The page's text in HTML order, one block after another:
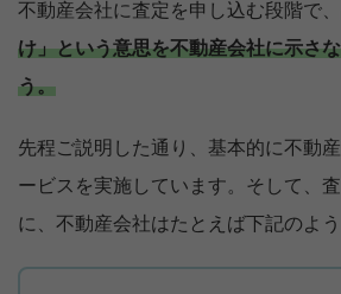
不動産会社に査定を申し込む段階で、
け」という意思を不動産会社に示さ
う。
先程ご説明した通り、基本的に不動
ービスを実施しています。そして、
に、不動産会社はたとえば下記のよ